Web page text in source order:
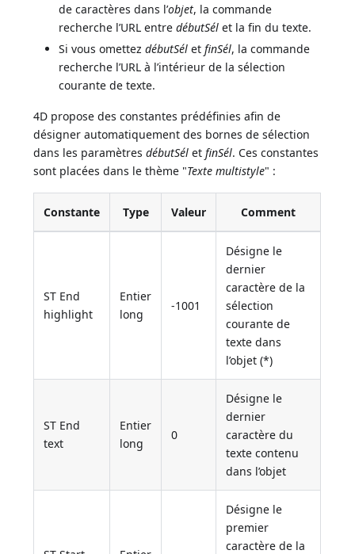
de caractères dans l’objet, la commande
recherche l’URL entredébutSél et la fin du texte.
Si vous omettezdébutSél etfinSél, la commande
recherche l’URL à l’intérieur de la sélection
courante de texte.
4D propose des constantes prédéfinies afin de
désigner automatiquement des bornes de sélection
dans les paramètresdébutSél etfinSél. Ces constantes
sont placées dans le thème "Texte multistyle" :
Constante Type Valeur Comment
ST End
highlight
Entier
long
-1001
Désigne le
dernier
caractère de la
sélection
courante de
texte dans
l’objet (*)
ST End
text
Entier
long
0
Désigne le
dernier
caractère du
texte contenu
dans l’objet
Désigne le
premier
caractère de la